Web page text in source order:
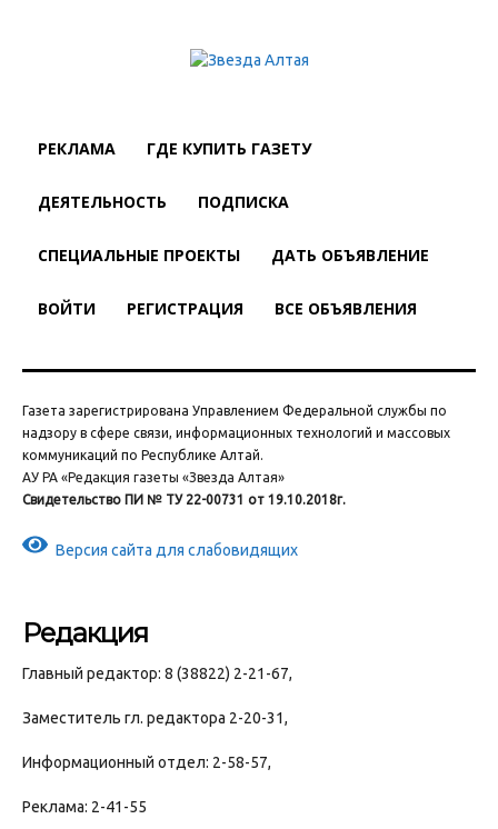
РЕКЛАМА ГДЕ КУПИТЬ ГАЗЕТУ
ДЕЯТЕЛЬНОСТЬ ПОДПИСКА
СПЕЦИАЛЬНЫЕ ПРОЕКТЫ ДАТЬ ОБЪЯВЛЕНИЕ
ВОЙТИ РЕГИСТРАЦИЯ ВСЕ ОБЪЯВЛЕНИЯ
Газета зарегистрирована Управлением Федеральной службы по
надзору в сфере связи, информационных технологий и массовых
коммуникаций по Республике Алтай.
АУ РА «Редакция газеты «Звезда Алтая»
Свидетельство ПИ № ТУ 22-00731 от 19.10.2018г.
Версия сайта для слабовидящих
Редакция
Главный редактор: 8 (38822) 2-21-67,
Заместитель гл. редактора 2-20-31,
Информационный отдел: 2-58-57,
Реклама: 2-41-55